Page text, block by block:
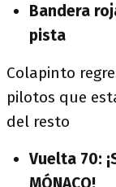
Bandera
pista
Colapinto
pilotos que
del resto
Vuelta 70:
MÓNACO!